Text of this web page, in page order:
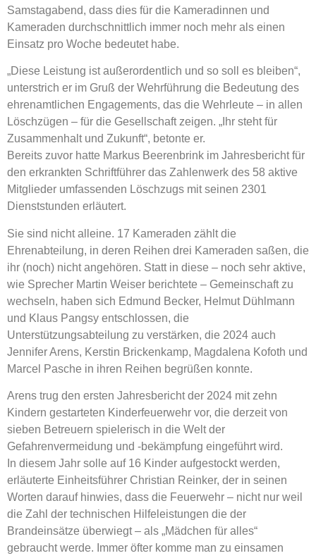
Samstagabend, dass dies für die Kameradinnen und
Kameraden durchschnittlich immer noch mehr als einen
Einsatz pro Woche bedeutet habe.
„Diese Leistung ist außerordentlich und so soll es bleiben“,
unterstrich er im Gruß der Wehrführung die Bedeutung des
ehrenamtlichen Engagements, das die Wehrleute – in allen
Löschzügen – für die Gesellschaft zeigen. „Ihr steht für
Zusammenhalt und Zukunft“, betonte er.
Bereits zuvor hatte Markus Beerenbrink im Jahresbericht für
den erkrankten Schriftführer das Zahlenwerk des 58 aktive
Mitglieder umfassenden Löschzugs mit seinen 2301
Dienststunden erläutert.
Sie sind nicht alleine. 17 Kameraden zählt die
Ehrenabteilung, in deren Reihen drei Kameraden saßen, die
ihr (noch) nicht angehören. Statt in diese – noch sehr aktive,
wie Sprecher Martin Weiser berichtete – Gemeinschaft zu
wechseln, haben sich Edmund Becker, Helmut Dühlmann
und Klaus Pangsy entschlossen, die
Unterstützungsabteilung zu verstärken, die 2024 auch
Jennifer Arens, Kerstin Brickenkamp, Magdalena Kofoth und
Marcel Pasche in ihren Reihen begrüßen konnte.
Arens trug den ersten Jahresbericht der 2024 mit zehn
Kindern gestarteten Kinderfeuerwehr vor, die derzeit von
sieben Betreuern spielerisch in die Welt der
Gefahrenvermeidung und -bekämpfung eingeführt wird.
In diesem Jahr solle auf 16 Kinder aufgestockt werden,
erläuterte Einheitsführer Christian Reinker, der in seinen
Worten darauf hinwies, dass die Feuerwehr – nicht nur weil
die Zahl der technischen Hilfeleistungen die der
Brandeinsätze überwiegt – als „Mädchen für alles“
gebraucht werde. Immer öfter komme man zu einsamen